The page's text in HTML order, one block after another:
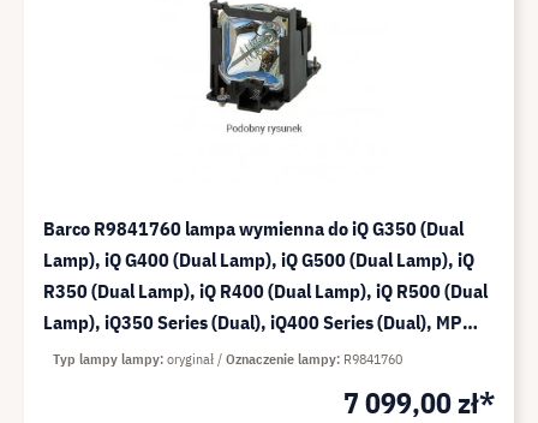
Barco R9841760 lampa wymienna do iQ G350 (Dual
Lamp), iQ G400 (Dual Lamp), iQ G500 (Dual Lamp), iQ
R350 (Dual Lamp), iQ R400 (Dual Lamp), iQ R500 (Dual
Lamp), iQ350 Series (Dual), iQ400 Series (Dual), MP
G15 (Dual Lamp) dwupak
7 099,00 zł*
Typ lampy lampy oryginał Oznaczenie lampy R9841760